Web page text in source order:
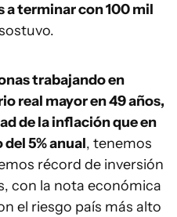
a terminar con 100 mil
trabajando en
real mayor en 49 años,
de la inflación que en
5% anual, tenemos
récord de inversión
con la nota económica
el riesgo país más alto